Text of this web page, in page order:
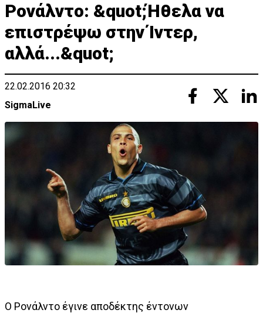
Ρονάλντο: &quot;Ήθελα να
επιστρέψω στην Ίντερ,
αλλά...&quot;
22.02.2016 20:32
SigmaLive
Ο Ρονάλντο έγινε αποδέκτης έντονων